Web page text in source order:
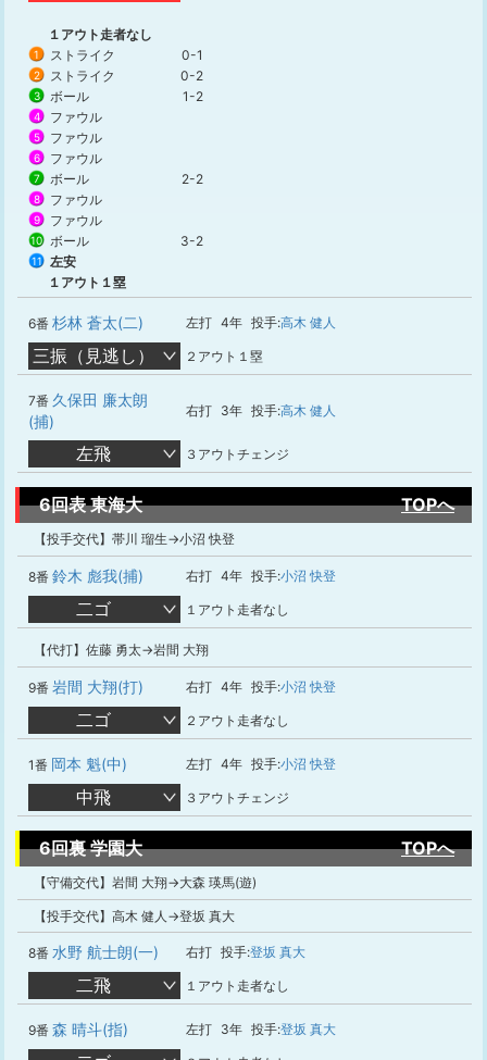
１アウト走者なし
1 ストライク 0-1
2 ストライク 0-2
3 ボール 1-2
4 ファウル
5 ファウル
6 ファウル
7 ボール 2-2
8 ファウル
9 ファウル
10 ボール 3-2
11
左安
１アウト１塁
6番 杉林 蒼太(二) 左打 4年 投手:高木 健人
三振（見逃し） ２アウト１塁
7番 久保田 廉太朗
(捕)
右打 3年 投手:高木 健人
左飛 ３アウトチェンジ
6回表 東海大 TOPへ
【投手交代】帯川 瑠生→小沼 快登
8番 鈴木 彪我(捕) 右打 4年 投手:小沼 快登
二ゴ １アウト走者なし
【代打】佐藤 勇太→岩間 大翔
9番 岩間 大翔(打) 右打 4年 投手:小沼 快登
二ゴ ２アウト走者なし
1番 岡本 魁(中) 左打 4年 投手:小沼 快登
中飛 ３アウトチェンジ
6回裏 学園大 TOPへ
【守備交代】岩間 大翔→大森 瑛馬(遊)
【投手交代】高木 健人→登坂 真大
8番 水野 航士朗(一) 右打 投手:登坂 真大
二飛 １アウト走者なし
9番 森 晴斗(指) 左打 3年 投手:登坂 真大